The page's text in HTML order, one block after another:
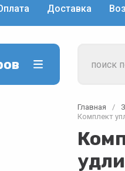
Доставка
Главная /
Комплект